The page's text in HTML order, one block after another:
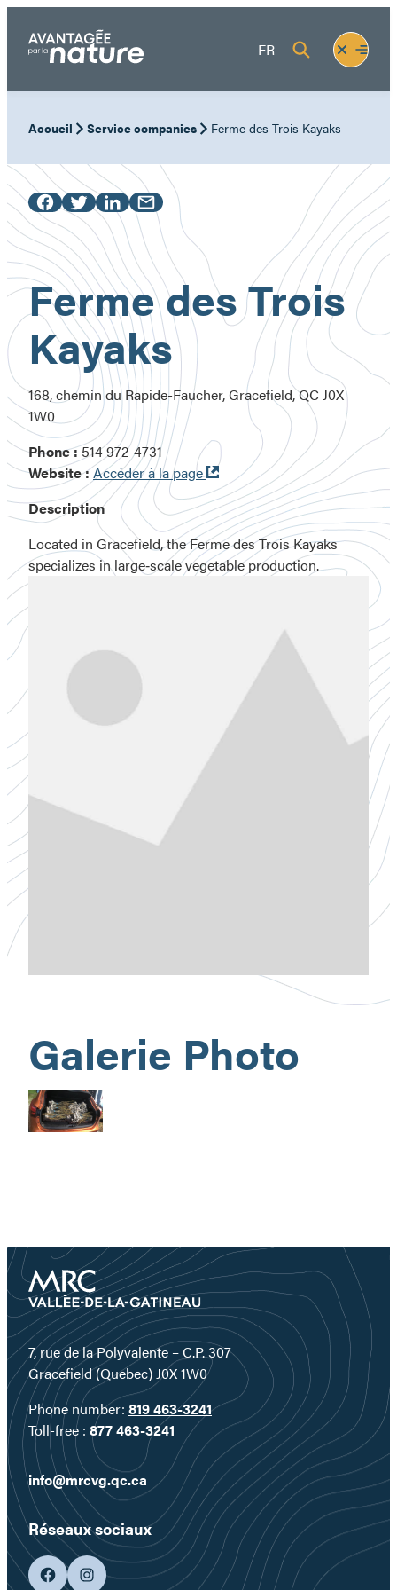
content
FR
Fermer
le
menu
Ouvrir
le
Accueil Service companies Ferme des Trois Kayaks
Ferme des Trois
Kayaks
168, chemin du Rapide-Faucher, Gracefield, QC J0X
1W0
Phone :514 972-4731
Website :Accéder à la page Ouvre
dans
une
nouvelle
fenêtre
Description
Located in Gracefield, the Ferme des Trois Kayaks
specializes in large‑scale vegetable production.
Galerie Photo
7, rue de la Polyvalente – C.P. 307
Gracefield (Quebec) J0X 1W0
Phone number: 819 463-3241
Toll-free : 877 463-3241
info@mrcvg.qc.ca
Réseaux sociaux
facebookgoogleplus